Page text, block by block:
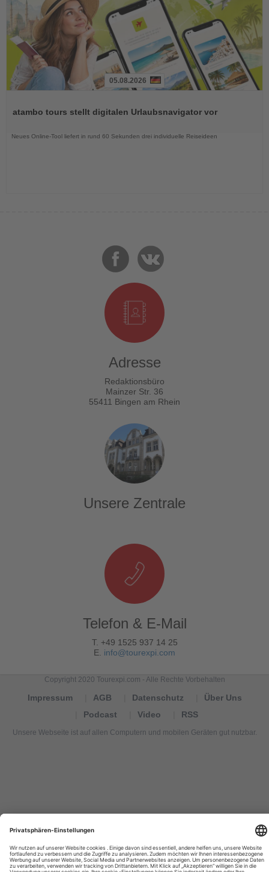
die
05.08.2026
atambo tours stellt digitalen Urlaubsnavigator vor
Neues Online-Tool liefert in rund 60 Sekunden drei individuelle Reiseideen
Adresse
Redaktionsbüro
Mainzer Str. 36
55411 Bingen am Rhein
Unsere Zentrale
Telefon & E-Mail
T. +49 1525 937 14 25
E. info@tourexpi.com
Copyright 2020 Tourexpi.com - Alle Rechte Vorbehalten
Impressum AGB Datenschutz
Über Uns
Podcast
Video RSS
Unsere Webseite ist auf allen Computern und mobilen Geräten gut nutzbar.
noticias
de
Tourismus
Nachrichten,